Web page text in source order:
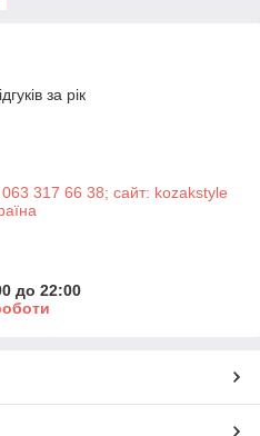
за рік
317 66 38; сайт: kozakstyle
до 22:00